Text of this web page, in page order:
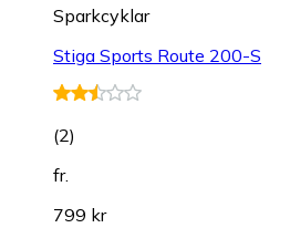
Sparkcyklar
Stiga Sports Route 200-S
(2)
fr.
799 kr